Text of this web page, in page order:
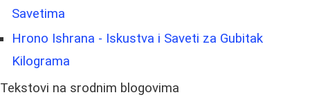
Savetima
Hrono Ishrana - Iskustva i Saveti za Gubitak
Kilograma
Tekstovi na srodnim blogovima